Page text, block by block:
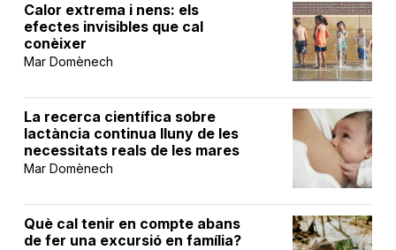
Calor extrema i nens: els
efectes invisibles que cal
conèixer
Mar Domènech
La recerca científica sobre
lactància continua lluny de les
necessitats reals de les mares
Mar Domènech
Què cal tenir en compte abans
de fer una excursió en família?